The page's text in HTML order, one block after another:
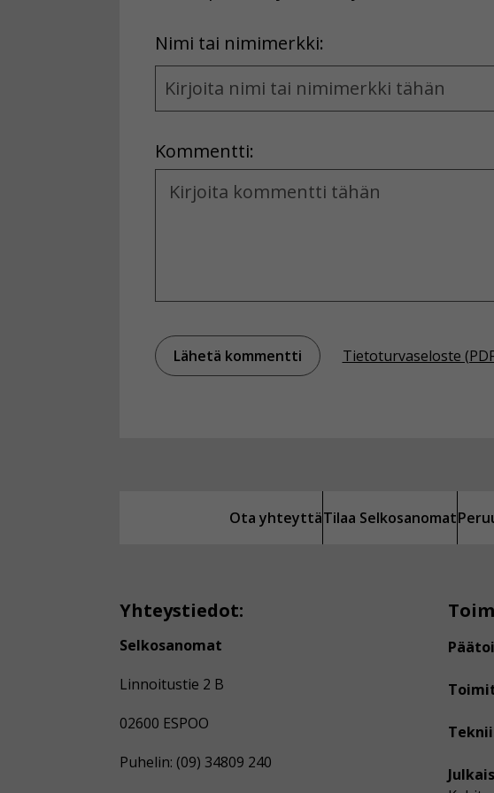
Nimi tai nimimerkki:
Name
and
Kommentti:
Kommentti
Tietoturvaseloste
Ota yhteyttäTilaa Selkosanomat
Yhteystiedot:
Selkosanomat
Linnoitustie 2 B
02600 ESPOO
Puhelin: (09) 34809 240